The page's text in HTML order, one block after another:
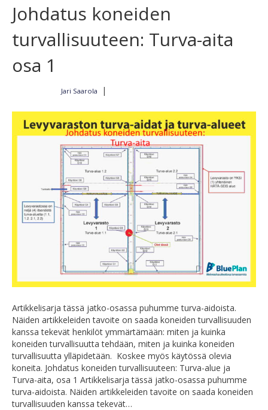
Johdatus koneiden
turvallisuuteen: Turva-aita
osa 1
Jari Saarola |
Artikkelisarja tässä jatko-osassa puhumme turva-aidoista.
Näiden artikkeleiden tavoite on saada koneiden turvallisuuden
kanssa tekevät henkilöt ymmärtämään: miten ja kuinka
koneiden turvallisuutta tehdään, miten ja kuinka koneiden
turvallisuutta ylläpidetään. Koskee myös käytössä olevia
koneita. Johdatus koneiden turvallisuuteen: Turva-alue ja
Turva-aita, osa 1 Artikkelisarja tässä jatko-osassa puhumme
turva-aidoista. Näiden artikkeleiden tavoite on saada koneiden
turvallisuuden kanssa tekevät…